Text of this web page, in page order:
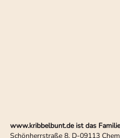
www.kribbelbunt.de ist das
Schönherrstraße 8, D-09113